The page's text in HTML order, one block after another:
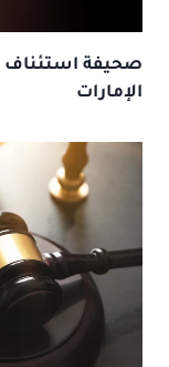
صحيفة استئناف
الإمارات